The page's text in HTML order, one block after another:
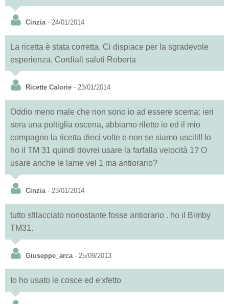
Cinzia- 24/01/2014
La ricetta è stata corretta. Ci dispiace per la sgradevole
esperienza. Cordiali saluti Roberta
Ricette Calorie - 23/01/2014
Oddio meno male che non sono io ad essere scema: ieri
sera una poltiglia oscena, abbiamo riletto io ed il mio
compagno la ricetta dieci volte e non se siamo usciti!! Io
ho il TM 31 quindi dovrei usare la farfalla velocità 1? O
usare anche le lame vel 1 ma antiorario?
Cinzia- 23/01/2014
tutto sfilacciato nonostante fosse antiorario . ho il Bimby
TM31.
Giuseppe_arca- 25/09/2013
Io ho usato le cosce ed e'xfetto